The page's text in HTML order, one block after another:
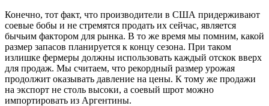
Конечно, тот факт, что производители в США придерживают
соевые бобы и не стремятся продать их сейчас, является
бычьим фактором для рынка. В то же время мы помним, какой
размер запасов планируется к концу сезона. При таком
излишке фермеры должны использовать каждый отскок вверх
для продаж. Мы считаем, что рекордный размер урожая
продолжит оказывать давление на цены. К тому же продажи
на экспорт не столь высоки, а соевый шрот можно
импортировать из Аргентины.